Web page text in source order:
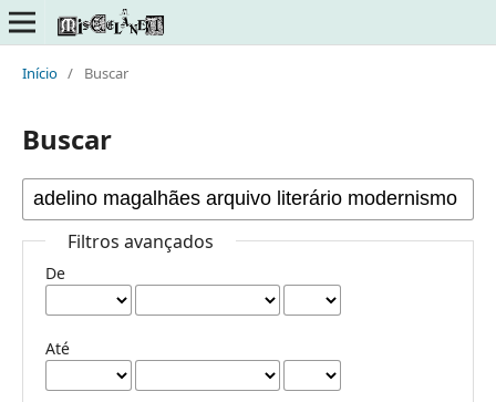
Início / Buscar
Buscar
Filtros avançados
De
Até